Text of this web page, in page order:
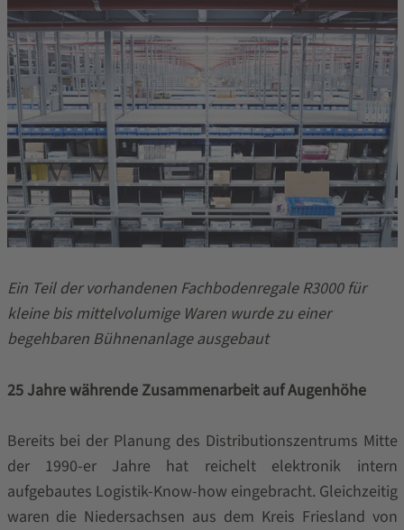
Ein Teil der vorhandenen Fachbodenregale R3000 für
kleine bis mittelvolumige Waren wurde zu einer
begehbaren Bühnenanlage ausgebaut
25 Jahre währende Zusammenarbeit auf Augenhöhe
Bereits bei der Planung des Distributionszentrums Mitte
der 1990-er Jahre hat reichelt elektronik intern
aufgebautes Logistik-Know-how eingebracht. Gleichzeitig
waren die Niedersachsen aus dem Kreis Friesland von